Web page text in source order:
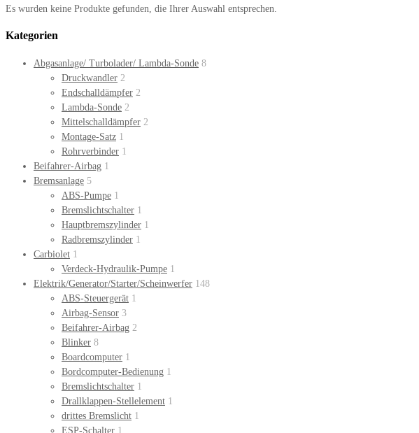
Es wurden keine Produkte gefunden, die Ihrer Auswahl entsprechen.
Kategorien
Abgasanlage/ Turbolader/ Lambda-Sonde 8
Druckwandler 2
Endschalldämpfer 2
Lambda-Sonde 2
Mittelschalldämpfer 2
Montage-Satz 1
Rohrverbinder 1
Beifahrer-Airbag 1
Bremsanlage 5
ABS-Pumpe 1
Bremslichtschalter 1
Hauptbremszylinder 1
Radbremszylinder 1
Carbiolet 1
Verdeck-Hydraulik-Pumpe 1
Elektrik/Generator/Starter/Scheinwerfer 148
ABS-Steuergerät 1
Airbag-Sensor 3
Beifahrer-Airbag 2
Blinker 8
Boardcomputer 1
Bordcomputer-Bedienung 1
Bremslichtschalter 1
Drallklappen-Stellelement 1
drittes Bremslicht 1
ESP-Schalter 1